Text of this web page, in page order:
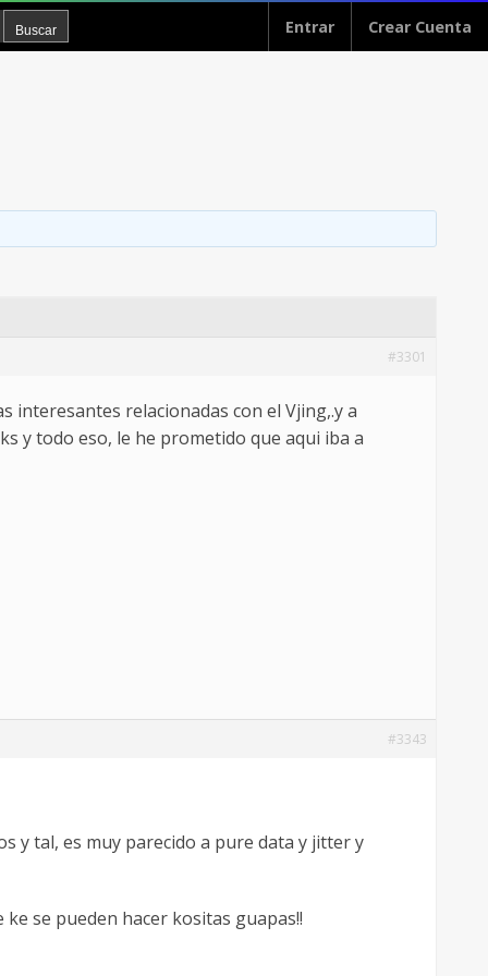
Entrar Crear Cuenta
#3301
interesantes relacionadas con el Vjing,.y a
y todo eso, le he prometido que aqui iba a
#3343
y tal, es muy parecido a pure data y jitter y
se pueden hacer kositas guapas!!